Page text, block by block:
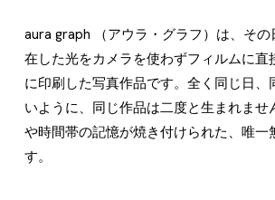
aura graph （アウラ・グラフ）は、そ
在した光をカメラを使わずフィルムに直
に印刷した写真作品です。全く同じ日、
いように、同じ作品は二度と生まれませ
や時間帯の記憶が焼き付けられた、唯一
す。